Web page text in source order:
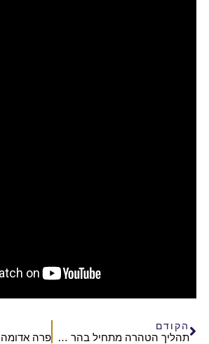
הקודם
תהליך הטהרה מתחיל בהר הבית | פרשת פרה | הרב נועם ולדמן